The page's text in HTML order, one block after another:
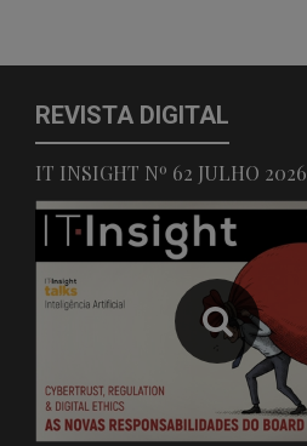
REVISTA DIGITAL
IT INSIGHT Nº 62 JULHO 2026